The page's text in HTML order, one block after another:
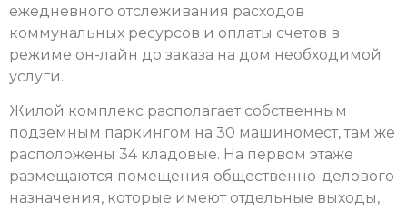
ежедневного отслеживания расходов
коммунальных ресурсов и оплаты счетов в
режиме он-лайн до заказа на дом необходимой
услуги.
Жилой комплекс располагает собственным
подземным паркингом на 30 машиномест, там же
расположены 34 кладовые. На первом этаже
размещаются помещения общественно-делового
назначения, которые имеют отдельные выходы,